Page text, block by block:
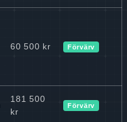
60 500 kr Förvärv
181 500
kr
Förvärv